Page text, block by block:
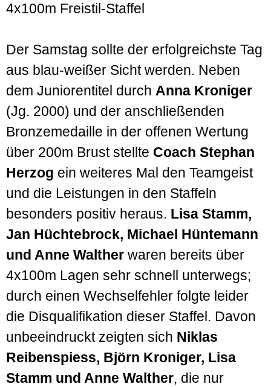
4x100m Freistil-Staffel
Der Samstag sollte der erfolg­reichste Tag
aus blau-weißer Sicht werden. Neben
dem Junioren­titel durch Anna Kroniger
(Jg. 2000) und der anschließenden
Bronze­medaille in der offenen Wertung
über 200m Brust stellte Coach Stephan
Herzog ein weiteres Mal den Team­geist
und die Leistungen in den Staffeln
besonders positiv heraus. Lisa Stamm,
Jan Hüchte­brock, Michael Hünte­mann
und Anne Walther waren bereits über
4x100m Lagen sehr schnell unterwegs;
durch einen Wechsel­fehler folgte leider
die Dis­qualifikation dieser Staffel. Davon
unbeein­druckt zeigten sich Niklas
Reiben­spiess, Björn Kroniger, Lisa
Stamm und Anne Walther, die nur